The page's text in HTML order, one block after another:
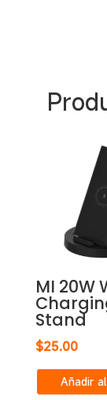
MI 20W
Stand
$25.00
Añadir